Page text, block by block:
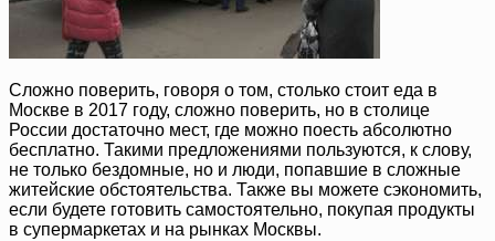
Сложно поверить, говоря о том, столько стоит еда в
Москве в 2017 году, сложно поверить, но в столице
России достаточно мест, где можно поесть абсолютно
бесплатно. Такими предложениями пользуются, к слову,
не только бездомные, но и люди, попавшие в сложные
житейские обстоятельства. Также вы можете сэкономить,
если будете готовить самостоятельно, покупая продукты
в супермаркетах и на рынках Москвы.